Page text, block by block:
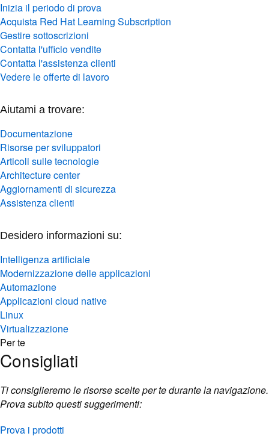
Inizia il periodo di prova
Acquista Red Hat Learning Subscription
Gestire sottoscrizioni
Contatta l'ufficio vendite
Contatta l'assistenza clienti
Vedere le offerte di lavoro
Aiutami a trovare:
Documentazione
Risorse per sviluppatori
Articoli sulle tecnologie
Architecture center
Aggiornamenti di sicurezza
Assistenza clienti
Desidero informazioni su:
Intelligenza artificiale
Modernizzazione delle applicazioni
Automazione
Applicazioni cloud native
Linux
Virtualizzazione
Per te
Consigliati
Ti consiglieremo le risorse scelte per te durante la navigazione.
Prova subito questi suggerimenti:
Prova i prodotti